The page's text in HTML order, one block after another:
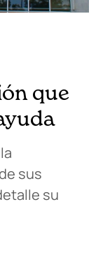
que
sus
su